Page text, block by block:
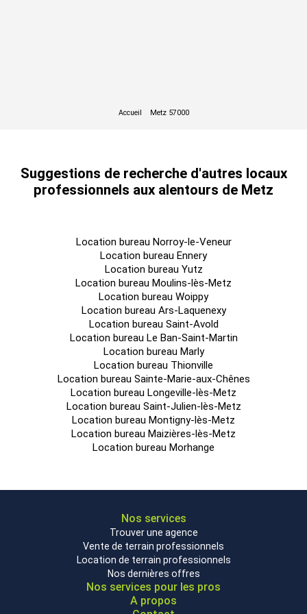
Oui
Câblage informatique
fibre
Eclairage Bureaux
Luminaires suspendus
Carrelage
Parties communes
Afficher notre barême d'honoraires
Suggestions de recherche d'autres locaux
professionnels aux alentours de Metz
Location bureau Norroy-le-Veneur
Location bureau Ennery
Location bureau Yutz
Location bureau Moulins-lès-Metz
Location bureau Woippy
Location bureau Ars-Laquenexy
Location bureau Saint-Avold
Location bureau Le Ban-Saint-Martin
Location bureau Marly
Location bureau Thionville
Location bureau Sainte-Marie-aux-Chênes
Location bureau Longeville-lès-Metz
Location bureau Saint-Julien-lès-Metz
Location bureau Montigny-lès-Metz
Location bureau Maizières-lès-Metz
Location bureau Morhange
Nos services
Trouver une agence
Vente de terrain professionnels
Location de terrain professionnels
Nos dernières offres
Nos services pour les pros
A propos